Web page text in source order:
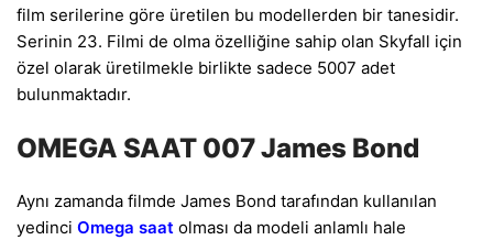
film serilerine göre üretilen bu modellerden bir tanesidir.
Serinin 23. Filmi de olma özelliğine sahip olan Skyfall için
özel olarak üretilmekle birlikte sadece 5007 adet
bulunmaktadır.
OMEGA SAAT 007 James Bond
Aynı zamanda filmde James Bond tarafından kullanılan
yedinci Omega saat olması da modeli anlamlı hale